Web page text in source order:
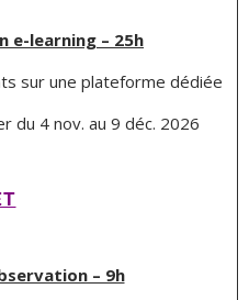
e-learning – 25h
sur une plateforme dédiée
du 4 nov. au 9 déc. 2026
– 9h